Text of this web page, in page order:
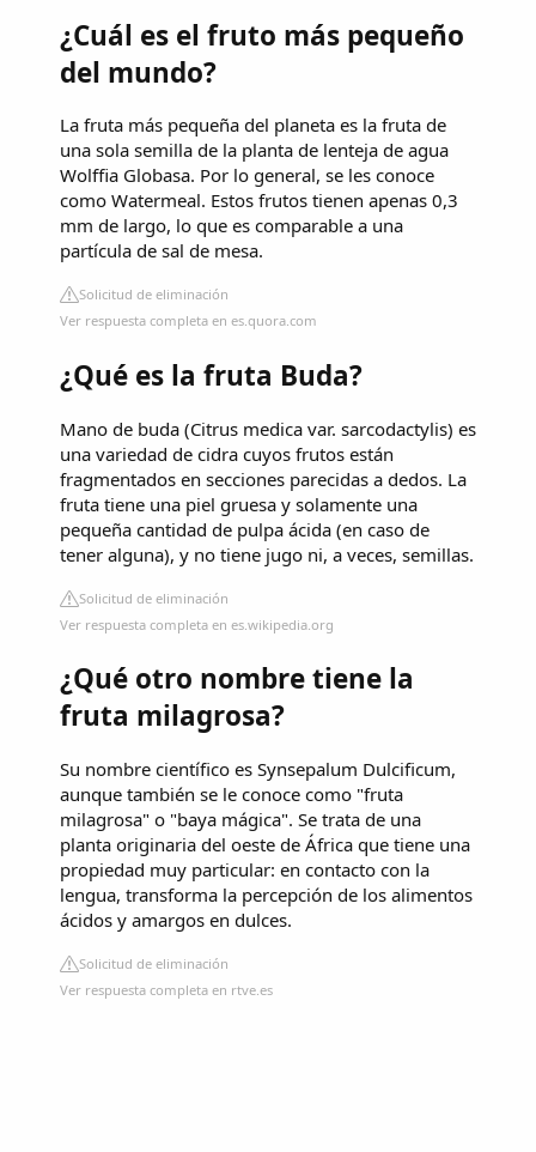
¿Cuál es el fruto más pequeño
del mundo?
La fruta más pequeña del planeta es la fruta de
una sola semilla de la planta de lenteja de agua
Wolffia Globasa. Por lo general, se les conoce
como Watermeal. Estos frutos tienen apenas 0,3
mm de largo, lo que es comparable a una
partícula de sal de mesa.
Solicitud de eliminación
Ver respuesta completa en es.quora.com
¿Qué es la fruta Buda?
Mano de buda (Citrus medica var. sarcodactylis) es
una variedad de cidra cuyos frutos están
fragmentados en secciones parecidas a dedos. La
fruta tiene una piel gruesa y solamente una
pequeña cantidad de pulpa ácida (en caso de
tener alguna), y no tiene jugo ni, a veces, semillas.
Solicitud de eliminación
Ver respuesta completa en es.wikipedia.org
¿Qué otro nombre tiene la
fruta milagrosa?
Su nombre científico es Synsepalum Dulcificum,
aunque también se le conoce como "fruta
milagrosa" o "baya mágica". Se trata de una
planta originaria del oeste de África que tiene una
propiedad muy particular: en contacto con la
lengua, transforma la percepción de los alimentos
ácidos y amargos en dulces.
Solicitud de eliminación
Ver respuesta completa en rtve.es